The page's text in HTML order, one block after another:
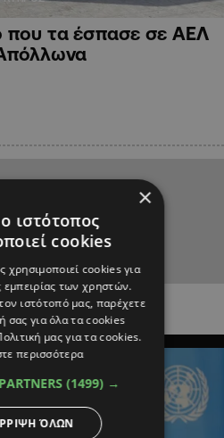
που τα έσπασε σε ΑΕΛ
×
ιστότοπος
cookies
χρησιμοποιεί cookies για
εμπειρίας των χρηστών.
ιστότοπό μας, παρέχετε
σας για όλα τα cookies
μας για τα cookies.
περισσότερα
(1499) →
ΌΛΩΝ